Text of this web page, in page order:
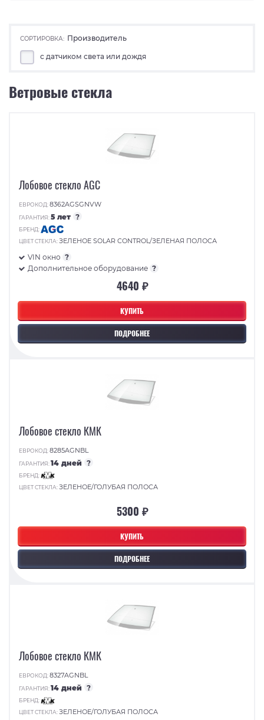
СОРТИРОВКА: Производитель
с датчиком света или дождя
Ветровые стекла
КУПИТЬ
ПОДРОБНЕЕ
Лобовое стекло AGC
ЕВРОКОД:8362AGSGNVW
ГАРАНТИЯ:5 лет ?
БРЕНД:
ЦВЕТ СТЕКЛА:ЗЕЛЕНОЕ SOLAR CONTROL/ЗЕЛЕНАЯ ПОЛОСА
VIN окно ?
Дополнительное оборудование ?
4640 ₽
КУПИТЬ
ПОДРОБНЕЕ
Лобовое стекло КМК
ЕВРОКОД:8285AGNBL
ГАРАНТИЯ:14 дней ?
БРЕНД:
ЦВЕТ СТЕКЛА:ЗЕЛЕНОЕ/ГОЛУБАЯ ПОЛОСА
5300 ₽
Лобовое стекло КМК
ЕВРОКОД:8327AGNBL
ГАРАНТИЯ:14 дней ?
БРЕНД:
ЦВЕТ СТЕКЛА:ЗЕЛЕНОЕ/ГОЛУБАЯ ПОЛОСА